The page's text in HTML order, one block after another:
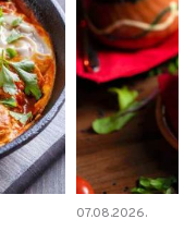
07.08.2026.